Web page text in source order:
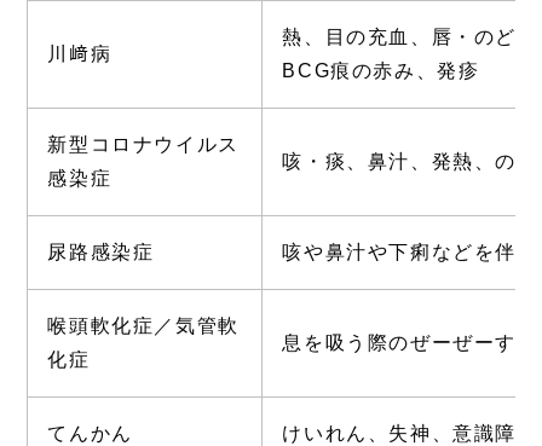
川﨑病
熱、目の充血、唇・のど
BCG痕の赤み、発疹
新型コロナウイルス
感染症
咳・痰、鼻汁、発熱、の
尿路感染症 咳や鼻汁や下痢などを伴
喉頭軟化症／気管軟
化症
息を吸う際のぜーぜーす
てんかん けいれん、失神、意識障害